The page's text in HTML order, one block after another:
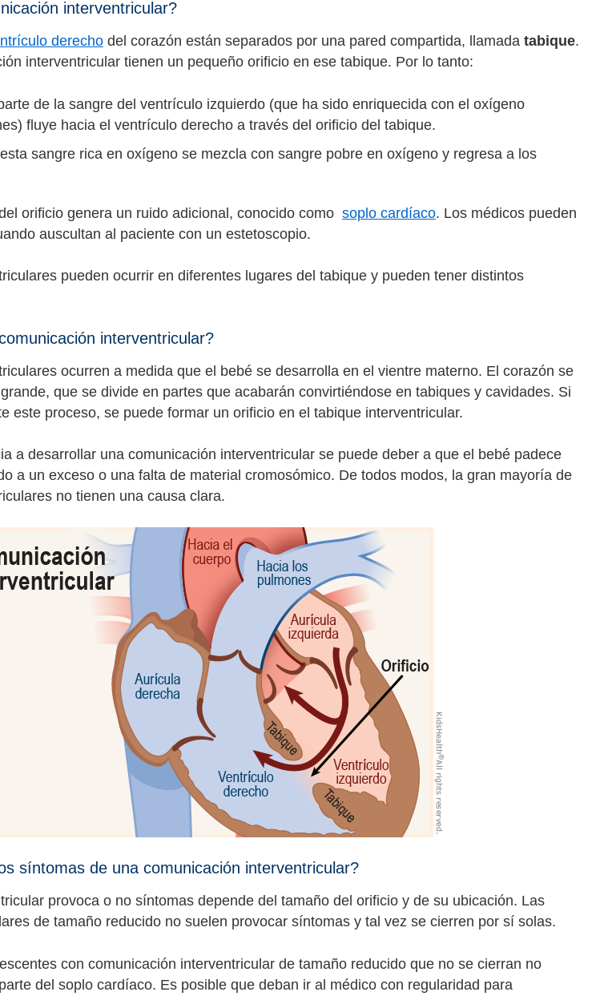
interventricular?
derecho del corazón están separados por una pared compartida, llamada tabique.
interventricular tienen un pequeño orificio en ese tabique. Por lo tanto:
de la sangre del ventrículo izquierdo (que ha sido enriquecida con el oxígeno
fluye hacia el ventrículo derecho a través del orificio del tabique.
sangre rica en oxígeno se mezcla con sangre pobre en oxígeno y regresa a los
orificio genera un ruido adicional, conocido como soplo cardíaco. Los médicos pueden
auscultan al paciente con un estetoscopio.
pueden ocurrir en diferentes lugares del tabique y pueden tener distintos
interventricular?
ocurren a medida que el bebé se desarrolla en el vientre materno. El corazón se
que se divide en partes que acabarán convirtiéndose en tabiques y cavidades. Si
este proceso, se puede formar un orificio en el tabique interventricular.
a desarrollar una comunicación interventricular se puede deber a que el bebé padece
a un exceso o una falta de material cromosómico. De todos modos, la gran mayoría de
no tienen una causa clara.
síntomas de una comunicación interventricular?
provoca o no síntomas depende del tamaño del orificio y de su ubicación. Las
de tamaño reducido no suelen provocar síntomas y tal vez se cierren por sí solas.
con comunicación interventricular de tamaño reducido que no se cierran no
del soplo cardíaco. Es posible que deban ir al médico con regularidad para